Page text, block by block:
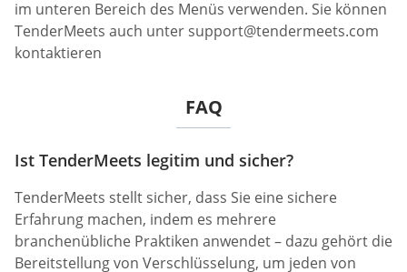
im unteren Bereich des Menüs verwenden. Sie können
TenderMeets auch unter support@tendermeets.com
kontaktieren
FAQ
Ist TenderMeets legitim und sicher?
TenderMeets stellt sicher, dass Sie eine sichere
Erfahrung machen, indem es mehrere
branchenübliche Praktiken anwendet – dazu gehört die
Bereitstellung von Verschlüsselung, um jeden von